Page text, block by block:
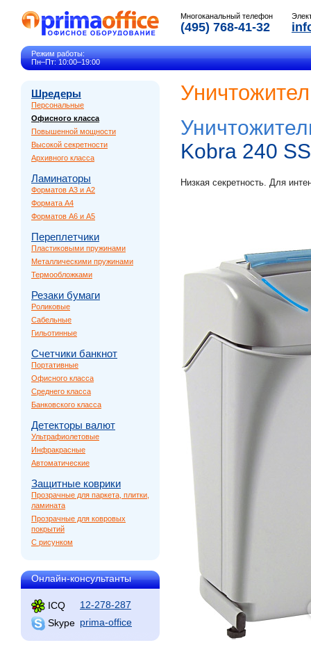
Многоканальный телефон
(495) 768-41-32
Режим работы:
Пн–Пт: 10:00–19:00
Шредеры
Персональные
Офисного класса
Повышенной мощности
Высокой секретности
Архивного класса
Ламинаторы
Форматов A3 и A2
Формата A4
Форматов A6 и A5
Переплетчики
Пластиковыми пружинами
Металлическими пружинами
Термообложками
Резаки бумаги
Роликовые
Сабельные
Гильотинные
Счетчики банкнот
Портативные
Офисного класса
Среднего класса
Банковского класса
Детекторы валют
Ультрафиолетовые
Инфракрасные
Автоматические
Защитные коврики
Прозрачные для паркета, плитки,
ламината
Прозрачные для ковровых
покрытий
С рисунком
Онлайн-консультанты
ICQ
12-278-287
Skype prima-office
Kobra 240
Низкая секретность. Для